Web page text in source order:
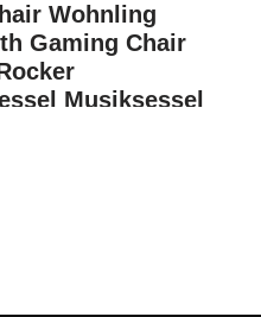
Wohnling
Gaming Chair
Musiksessel